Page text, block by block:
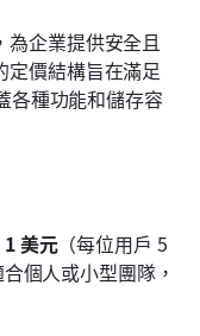
企業提供安全且
價結構旨在滿足
各種功能和儲存容
美元（每位用戶 5
個人或小型團隊，